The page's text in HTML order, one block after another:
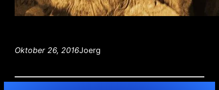
Oktober 26, 2016Joerg